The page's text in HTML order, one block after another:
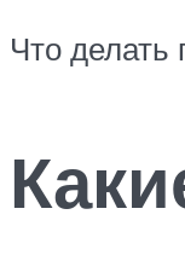
Что делать